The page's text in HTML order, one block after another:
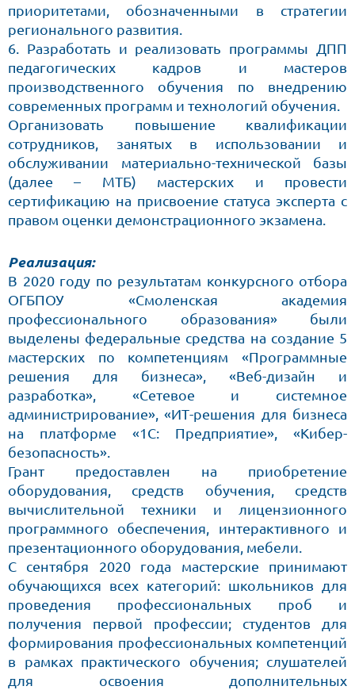
приоритетами, обозначенными в стратегии
регионального развития.
6. Разработать и реализовать программы ДПП
педагогических кадров и мастеров
производственного обучения по внедрению
современных программ и технологий обучения.
Организовать повышение квалификации
сотрудников, занятых в использовании и
обслуживании материально-технической базы
(далее – МТБ) мастерских и провести
сертификацию на присвоение статуса эксперта с
правом оценки демонстрационного экзамена.
Реализация:
В 2020 году по результатам конкурсного отбора
ОГБПОУ «Смоленская академия
профессионального образования» были
выделены федеральные средства на создание 5
мастерских по компетенциям «Программные
решения для бизнеса», «Веб-дизайн и
разработка», «Сетевое и системное
администрирование», «ИТ-решения для бизнеса
на платформе «1С: Предприятие», «Кибер-
безопасность».
Грант предоставлен на приобретение
оборудования, средств обучения, средств
вычислительной техники и лицензионного
программного обеспечения, интерактивного и
презентационного оборудования, мебели.
С сентября 2020 года мастерские принимают
обучающихся всех категорий: школьников для
проведения профессиональных проб и
получения первой профессии; студентов для
формирования профессиональных компетенций
в рамках практического обучения; слушателей
для освоения дополнительных